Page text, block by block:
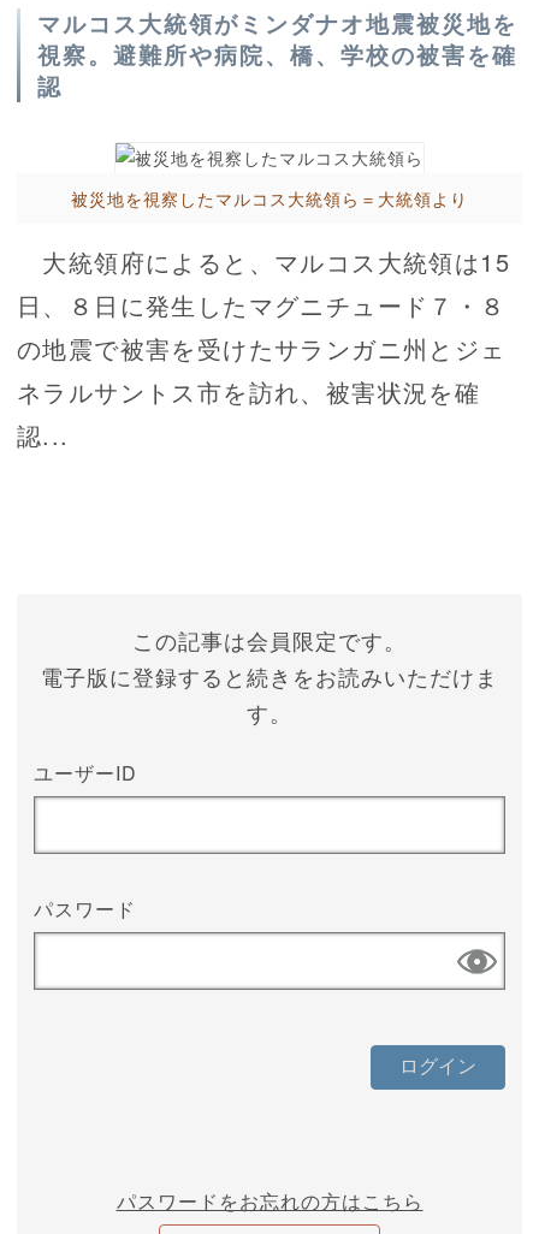
マルコス大統領がミンダナオ地震被災地を
視察。避難所や病院、橋、学校の被害を確
認
被災地を視察したマルコス大統領ら＝大統領より
大統領府によると、マルコス大統領は15
日、８日に発生したマグニチュード７・８
の地震で被害を受けたサランガニ州とジェ
ネラルサントス市を訪れ、被害状況を確
認...
この記事は会員限定です。
電子版に登録すると続きをお読みいただけま
す。
ユーザーID
パスワード
パスワードをお忘れの方はこちら